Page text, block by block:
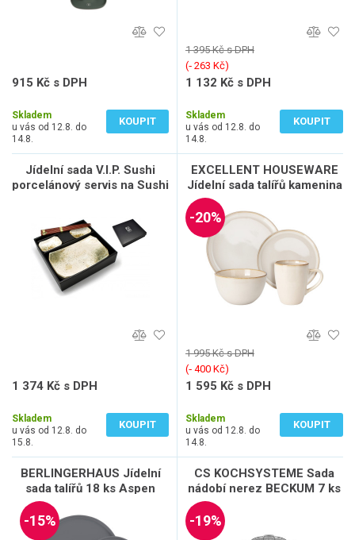
915 Kč s DPH
Skladem
u vás od 12.8. do
14.8.
KOUPIT
1 395 Kč s DPH
(‐ 263 Kč)
1 132 Kč s DPH
Skladem
u vás od 12.8. do
14.8.
KOUPIT
Jídelní sada V.I.P. Sushi
porcelánový servis na Sushi
1 374 Kč s DPH
Skladem
u vás od 12.8. do
15.8.
KOUPIT
EXCELLENT HOUSEWARE
Jídelní sada talířů kamenina
16 ks béžová KO-
Q97001200
-20%
1 995 Kč s DPH
(‐ 400 Kč)
1 595 Kč s DPH
Skladem
u vás od 12.8. do
14.8.
KOUPIT
BERLINGERHAUS Jídelní
sada talířů 18 ks Aspen
Collection BH-10008
-15%
CS KOCHSYSTEME Sada
nádobí nerez BECKUM 7 ks
-19%